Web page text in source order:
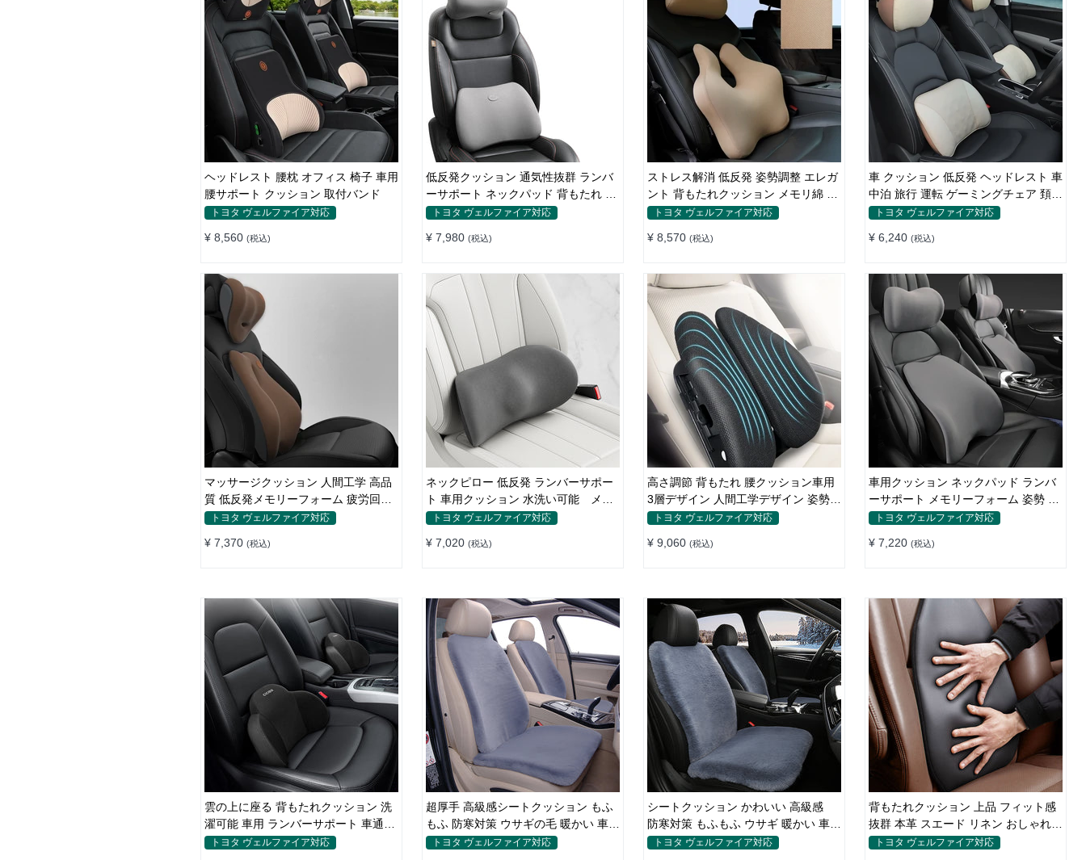
ヘッドレスト 腰枕 オフィス 椅子 車用
腰サポート クッション 取付バンド
トヨタ ヴェルファイア対応
¥ 8,560 (税込)
低反発クッション 通気性抜群 ランバ
ーサポート ネックパッド 背もたれ 車
用 おしゃれ
トヨタ ヴェルファイア対応
¥ 7,980 (税込)
ストレス解消 低反発 姿勢調整 エレガ
ント 背もたれクッション メモリ綿 車
高品質 四季汎用
トヨタ ヴェルファイア対応
¥ 8,570 (税込)
車 クッション 低反発 ヘッドレスト 車
中泊 旅行 運転 ゲーミングチェア 頚椎
サポート ネックピロー 高級感
トヨタ ヴェルファイア対応
¥ 6,240 (税込)
マッサージクッション 人間工学 高品
質 低反発メモリーフォーム 疲労回復
車用トヨタ ヴェルファイア対応
¥ 7,370 (税込)
ネックピロー 低反発 ランバーサポー
ト 車用クッション 水洗い可能 メモ
リーフォーム 腰
トヨタ ヴェルファイア対応
¥ 7,020 (税込)
高さ調節 背もたれ 腰クッション車用
3層デザイン 人間工学デザイン 姿勢サ
ポート
トヨタ ヴェルファイア対応
¥ 9,060 (税込)
車用クッション ネックパッド ランバ
ーサポート メモリーフォーム 姿勢 人
間工学 疲労回復
トヨタ ヴェルファイア対応
¥ 7,220 (税込)
雲の上に座る 背もたれクッション 洗
濯可能 車用 ランバーサポート 車通勤
運転 長距離ドライブ
トヨタ ヴェルファイア対応
超厚手 高級感シートクッション もふ
もふ 防寒対策 ウサギの毛 暖かい 車用
冬保温
トヨタ ヴェルファイア対応
シートクッション かわいい 高級感
防寒対策 もふもふ ウサギ 暖かい 車用
冬保温
トヨタ ヴェルファイア対応
背もたれクッション 上品 フィット感
抜群 本革 スエード リネン おしゃれ
腰痛 空気
トヨタ ヴェルファイア対応